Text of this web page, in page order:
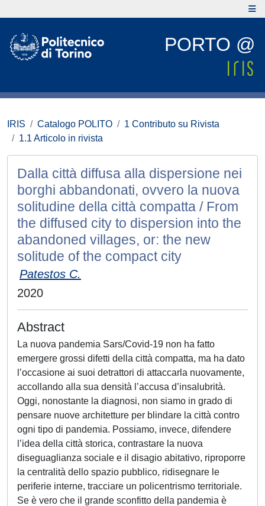
PORTO @
IRIS Catalogo POLITO
1 Contributo su Rivista
1.1 Articolo in rivista
Dalla città diffusa alla dispersione nei
borghi abbandonati, ovvero la nuova
solitudine della città compatta / From
the diffused city to dispersion into the
abandoned villages, or: the new
solitude of the compact city
Patestos C.
2020
Abstract
La nuova pandemia Sars/Covid-19 non ha fatto
emergere grossi difetti della città compatta, ma ha dato
l’occasione ai suoi detrattori di attaccarla nuovamente,
accollando alla sua densità l’accusa d’insalubrità.
Oggi, nonostante la diagnosi, non siamo in grado di
pensare nuove architetture per blindare la città contro
ogni tipo di pandemia. Possiamo, invece, difendere
l’idea della città storica, contrastare la nuova
diseguaglianza sociale e il disagio abitativo, riproporre
la centralità dello spazio pubblico, ridisegnare le
periferie interne, tracciare un policentrismo territoriale.
Se è vero che il grande sconfitto della pandemia è